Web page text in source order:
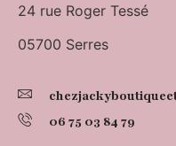
24 rue Roger Tessé
05700 Serres
06 75 03 84 79